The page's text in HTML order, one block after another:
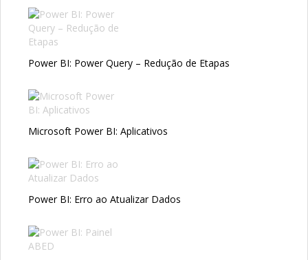
Power BI: Power Query – Redução de Etapas
Microsoft Power BI: Aplicativos
Power BI: Erro ao Atualizar Dados